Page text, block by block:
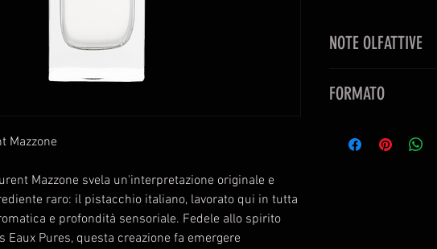
Mazzone
Mazzone svela un'interpretazione originale e
raro: il pistacchio italiano, lavorato qui in tutta
e profondità sensoriale. Fedele allo spirito
Eaux Pures, questa creazione fa emergere
NOTE OLFATTIVE
Note di cuore:
Note di fondo:
muschio
FORMATO